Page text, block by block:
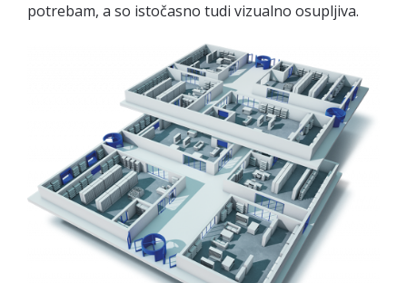
potrebam, a so istočasno tudi vizualno osupljiva.